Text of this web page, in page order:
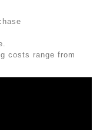
costs range from